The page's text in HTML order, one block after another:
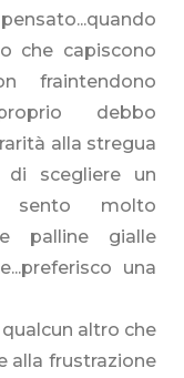
che capiscono
fraintendono
proprio debbo
alla stregua
di scegliere un
sento molto
palline gialle
una
qualcun altro che
alla frustrazione